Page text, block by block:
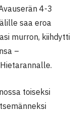
4-3
saa eroa
murron, kiihdytti
–
toiseksi